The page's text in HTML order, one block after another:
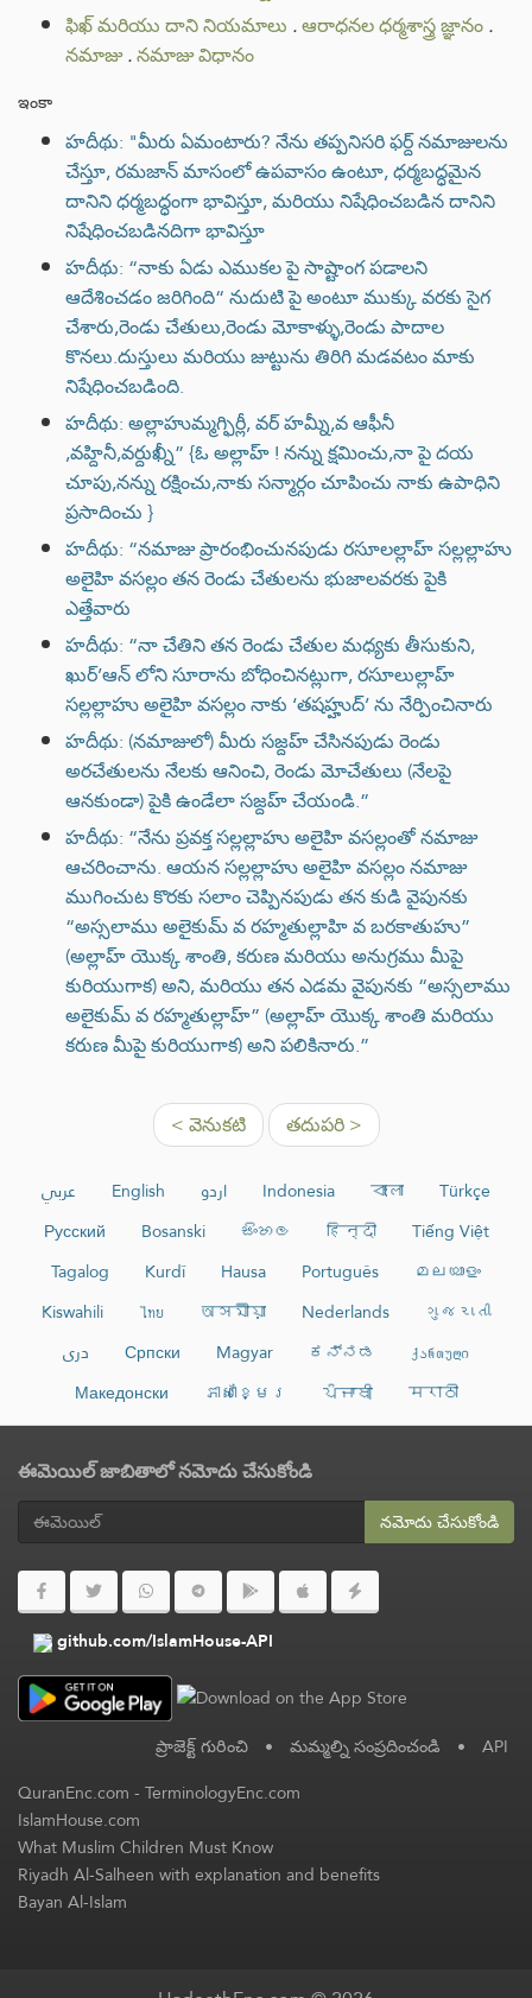
ఫిఖ్ మరియు దాని నియమాలు .ఆరాధనల ధర్మశాస్త్ర జ్ఞానం.
నమాజు.నమాజు విధానం
ఇంకా
హదీథు: "మీరు ఏమంటారు? నేను తప్పనిసరి ఫర్ద్ నమాజులను
చేస్తూ, రమజాన్ మాసంలో ఉపవాసం ఉంటూ, ధర్మబద్ధమైన
దానిని ధర్మబద్ధంగా భావిస్తూ, మరియు నిషేధించబడిన దానిని
నిషేధించబడినదిగా భావిస్తూ
హదీథు: “నాకు ఏడు ఎముకల పై సాష్టాంగ పడాలని
ఆదేశించడం జరిగింది“ నుదుటి పై అంటూ ముక్కు వరకు సైగ
చేశారు,రెండు చేతులు,రెండు మోకాళ్ళు,రెండు పాదాల
కొనలు.దుస్తులు మరియు జుట్టును తిరిగి మడవటం మాకు
నిషేధించబడింది.
హదీథు: అల్లాహుమ్మగ్ఫిర్లీ, వర్ హమ్నీ,వ ఆఫీనీ
,వహ్దినీ,వర్దుఖ్నీ” {ఓ అల్లాహ్ ! నన్ను క్షమించు,నా పై దయ
చూపు,నన్ను రక్షించు,నాకు సన్మార్గం చూపించు నాకు ఉపాధిని
ప్రసాదించు }
హదీథు: “నమాజు ప్రారంభించునపుడు రసూలల్లాహ్ సల్లల్లాహు
అలైహి వసల్లం తన రెండు చేతులను భుజాలవరకు పైకి
ఎత్తేవారు
హదీథు: “నా చేతిని తన రెండు చేతుల మధ్యకు తీసుకుని,
ఖుర్’ఆన్ లోని సూరాను బోధించినట్లుగా, రసూలుల్లాహ్
సల్లల్లాహు అలైహి వసల్లం నాకు ‘తషహ్హుద్’ ను నేర్పించినారు
హదీథు: (నమాజులో) మీరు సజ్దహ్ చేసినపుడు రెండు
అరచేతులను నేలకు ఆనించి, రెండు మోచేతులు (నేలపై
ఆనకుండా) పైకి ఉండేలా సజ్దహ్ చేయండి.”
హదీథు: “నేను ప్రవక్త సల్లల్లాహు అలైహి వసల్లంతో నమాజు
ఆచరించాను. ఆయన సల్లల్లాహు అలైహి వసల్లం నమాజు
ముగించుట కొరకు సలాం చెప్పినపుడు తన కుడి వైపునకు
“అస్సలాము అలైకుమ్ వ రహ్మతుల్లాహి వ బరకాతుహు”
(అల్లాహ్ యొక్క శాంతి, కరుణ మరియు అనుగ్రము మీపై
కురియుగాక) అని, మరియు తన ఎడమ వైపునకు “అస్సలాము
అలైకుమ్ వ రహ్మతుల్లాహ్” (అల్లాహ్ యొక్క శాంతి మరియు
కరుణ మీపై కురియుగాక) అని పలికినారు.”
< వెనుకటి తదుపరి >
عربي English اردو Indonesia বাংলা
Türkçe
Русский
Bosanski සිංහල हिन्दी
Tiếng Việt
Tagalog
Kurdî Hausa Português
മലയാളം
Kiswahili
ไทย অসমীয়া Nederlands
ગુજરાતી
دری
Српски Magyar ಕನ್ನಡ
ქართული
Македонски
ភាសាខ្មែរ ਪੰਜਾਬੀ मराठी
ఈమెయిల్ జాబితాలో నమోదు చేసుకోండి
నమోదు చేసుకోండి
github.com/IslamHouse-API
ప్రాజెక్ట్ గురించి • మమ్మల్ని సంప్రదించండి • API
QuranEnc.com-TerminologyEnc.com
IslamHouse.com
What Muslim Children Must Know
Riyadh Al-Salheen with explanation and benefits
Bayan Al-Islam